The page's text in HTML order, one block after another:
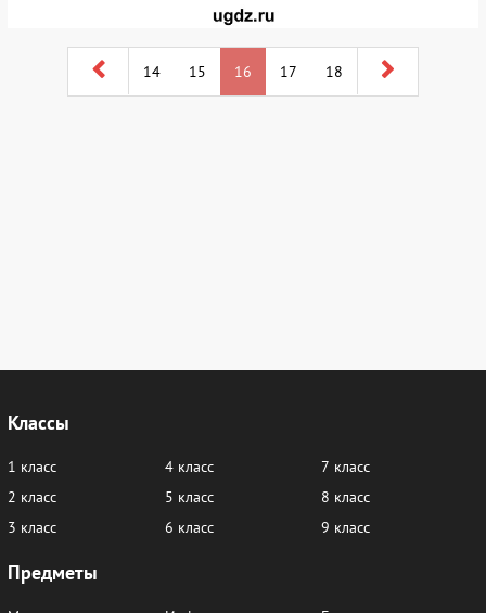
14 15 16 17 18
Классы
1 класс
2 класс
3 класс
4 класс
5 класс
6 класс
7 класс
8 класс
9 класс
Предметы